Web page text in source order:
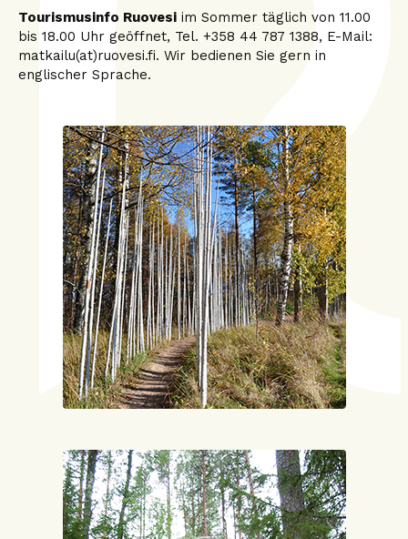
Tourismusinfo Ruovesi im Sommer täglich von 11.00
bis 18.00 Uhr geöffnet, Tel. +358 44 787 1388, E-Mail:
matkailu(at)ruovesi.fi. Wir bedienen Sie gern in
englischer Sprache.